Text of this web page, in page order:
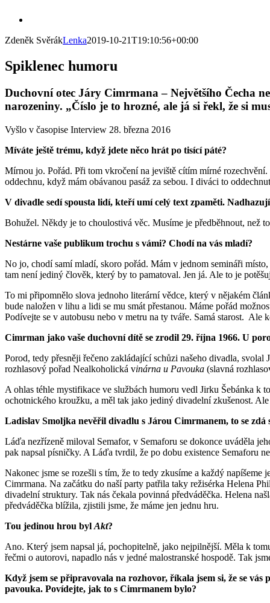
Image
Zdeněk SvěrákLenka2019-10-21T19:10:56+00:00
Spiklenec humoru
Duchovní otec Járy Cimrmana – Největšího Čecha
narozeniny. „Číslo je to hrozné, ale já si řekl, že si
Vyšlo v časopise Interview 28. března 2016
Míváte ještě trému, když jdete něco hrát po tisící páté?
Mírnou jo. Pořád. Při tom vkročení na jeviště cítím mírné
oddechnu, když mám obávanou pasáž za sebou. I diváci to
V divadle sedí spousta lidí, kteří umí celý text zpaměti.
Bohužel. Někdy je to choulostivá věc. Musíme je předběhnout, než
Nestárne vaše publikum trochu s vámi? Chodí na vás mladí?
No jo, chodí samí mladí, skoro pořád. Mám v jednom semináři
tam není jediný člověk, který by to pamatoval. Jen já. Ale to je
To mi připomnělo slova jednoho literární vědce, který v nějakém
bude naložen v lihu a lidi se mu smát přestanou. Máme pořád
Podívejte se v autobusu nebo v metru na ty tváře. Samá starost.
Cimrman jako vaše duchovní dítě se zrodil 29. října 1966. U
Porod, tedy přesněji řečeno zakládající schůzi našeho divadla,
rozhlasový pořad Nealkoholická vinárna u Pavouka (slavná
A ohlas téhle mystifikace ve službách humoru vedl Jirku Šebánka
ochotnického kroužku, a měl tak jako jediný divadelní zkušenost.
Ladislav Smoljka nevěřil divadlu s Járou Cimrmanem, to se zdá
Láďa nezřízeně miloval Semafor, v Semaforu se dokonce uváděla
pak napsal písničky. A Láďa tvrdil, že po dobu existence Semaforu
Nakonec jsme se rozešli s tím, že to tedy zkusíme a každý
Cimrmana. Na začátku do naší party patřila taky režisérka Helena
divadelní struktury. Tak nás čekala povinná předváděčka. Helena
předváděčka blížila, zjistili jsme, že máme jen jednu hru.
Tou jedinou hrou byl Akt?
Ano. Který jsem napsal já, pochopitelně, jako nejpilnější. Měla k
řečmi o autorovi, napadlo nás v jedné malostranské hospodě. Tak
Když jsem se připravovala na rozhovor, říkala jsem si, že se
pavouka. Povídejte, jak to s Cimrmanem bylo?